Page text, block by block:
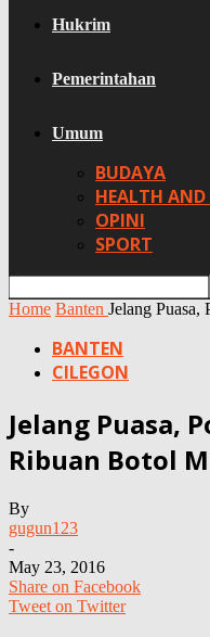
Hukrim
Pemerintahan
Umum
BUDAYA
HEALTH AND
OPINI
SPORT
Home Banten Jelang
BANTEN
CILEGON
Jelang Puasa,
Ribuan Botol
By
gugun123
-
May 23, 2016
Share on Facebook
Tweet on Twitter